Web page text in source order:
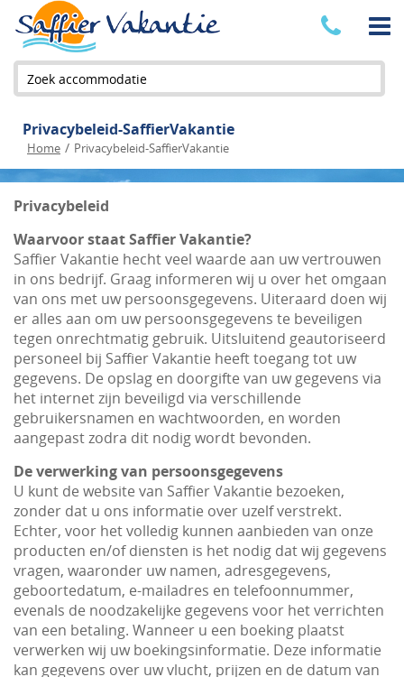
Zoek accommodatie
Privacybeleid-SaffierVakantie
Home / Privacybeleid-SaffierVakantie
Privacybeleid
Waarvoor staat Saffier Vakantie?
Saffier Vakantie hecht veel waarde aan uw vertrouwen
in ons bedrijf. Graag informeren wij u over het omgaan
van ons met uw persoonsgegevens. Uiteraard doen wij
er alles aan om uw persoonsgegevens te beveiligen
tegen onrechtmatig gebruik. Uitsluitend geautoriseerd
personeel bij Saffier Vakantie heeft toegang tot uw
gegevens. De opslag en doorgifte van uw gegevens via
het internet zijn beveiligd via verschillende
gebruikersnamen en wachtwoorden, en worden
aangepast zodra dit nodig wordt bevonden.
De verwerking van persoonsgegevens
U kunt de website van Saffier Vakantie bezoeken,
zonder dat u ons informatie over uzelf verstrekt.
Echter, voor het volledig kunnen aanbieden van onze
producten en/of diensten is het nodig dat wij gegevens
vragen, waaronder uw namen, adresgegevens,
geboortedatum, e-mailadres en telefoonnummer,
evenals de noodzakelijke gegevens voor het verrichten
van een betaling. Wanneer u een boeking plaatst
verwerken wij uw boekingsinformatie. Deze informatie
kan gegevens over uw vlucht, prijzen en de datum van